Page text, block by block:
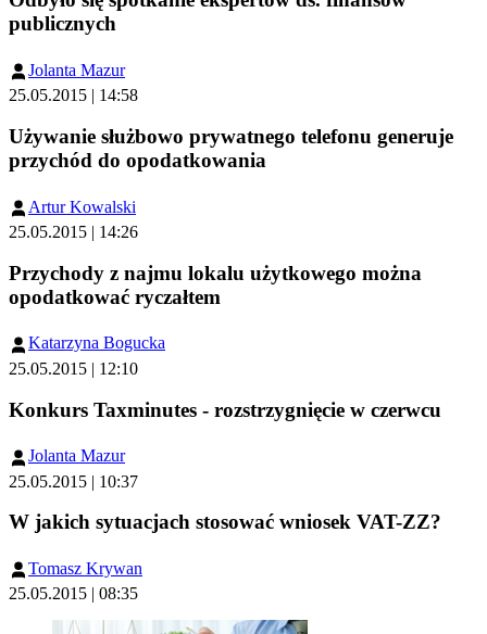
publicznych
Jolanta Mazur
25.05.2015 | 14:58
Używanie służbowo prywatnego telefonu generuje
przychód do opodatkowania
Artur Kowalski
25.05.2015 | 14:26
Przychody z najmu lokalu użytkowego można
opodatkować ryczałtem
Katarzyna Bogucka
25.05.2015 | 12:10
Konkurs Taxminutes - rozstrzygnięcie w czerwcu
Jolanta Mazur
25.05.2015 | 10:37
W jakich sytuacjach stosować wniosek VAT-ZZ?
Tomasz Krywan
25.05.2015 | 08:35